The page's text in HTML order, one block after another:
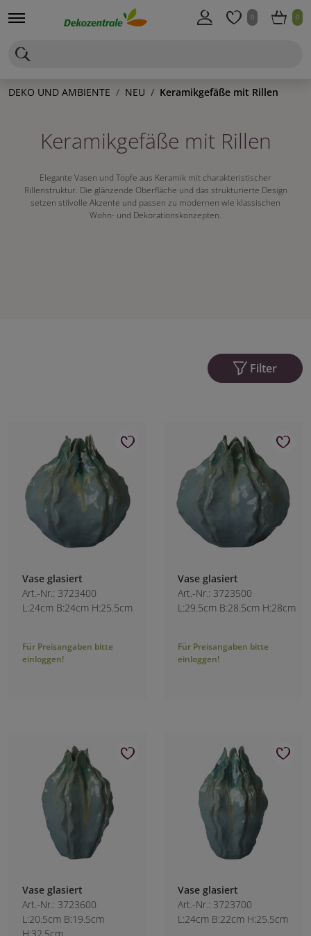
0 0
DEKO UND AMBIENTE NEU Keramikgefäße mit Rillen
Keramikgefäße mit Rillen
Elegante Vasen und Töpfe aus Keramik mit charakteristischer
Rillenstruktur. Die glänzende Oberfläche und das strukturierte Design
setzen stilvolle Akzente und passen zu modernen wie klassischen
Wohn- und Dekorationskonzepten.
Filter
Vase glasiert
Art.-Nr.: 3723400
L:24cm B:24cm H:25.5cm
Für Preisangaben bitte
einloggen!
Vase glasiert
Art.-Nr.: 3723500
L:29.5cm B:28.5cm H:28cm
Für Preisangaben bitte
einloggen!
Vase glasiert
Art.-Nr.: 3723600
L:20.5cm B:19.5cm
Vase glasiert
Art.-Nr.: 3723700
L:24cm B:22cm H:25.5cm